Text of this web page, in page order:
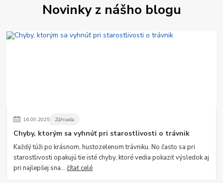
Novinky z nášho blogu
16.09.2025 Záhrada
Chyby, ktorým sa vyhnúť pri starostlivosti o trávnik
Každý túži po krásnom, hustozelenom trávniku. No často sa pri
starostlivosti opakujú tie isté chyby, ktoré vedia pokaziť výsledok aj
pri najlepšej sna...čítať celé